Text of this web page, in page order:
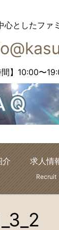
心としたファ
間】10:00〜
介 求人情
Recruit